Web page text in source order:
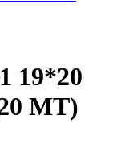
19*20
MT)